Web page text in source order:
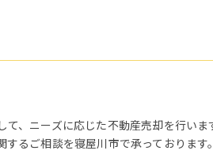
て、ニーズに応じた不動産売却を行い
るご相談を寝屋川市で承っております。